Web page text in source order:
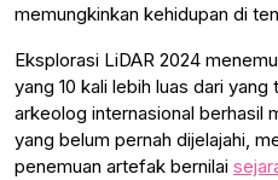
memungkinkan kehidupan di
Eksplorasi LiDAR 2024
yang 10 kali lebih luas dari
arkeolog internasional berhasil
yang belum pernah dijelajahi,
penemuan artefak bernilai